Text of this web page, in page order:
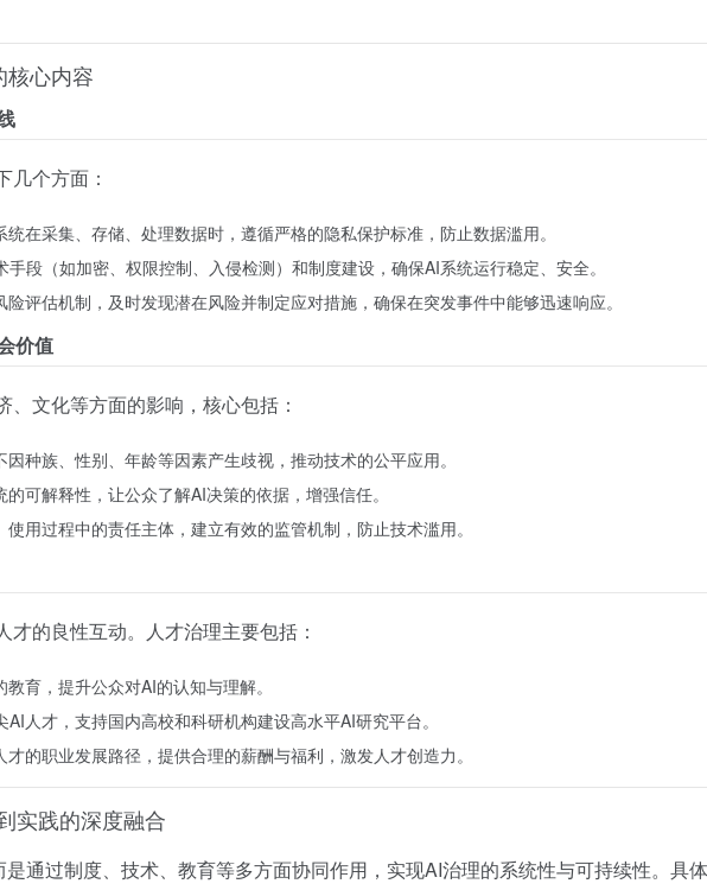
核心内容
几个方面：
统在采集、存储、处理数据时，遵循严格的隐私保护标准，防止数据滥用。
手段（如加密、权限控制、入侵检测）和制度建设，确保AI系统运行稳定、安全。
险评估机制，及时发现潜在风险并制定应对措施，确保在突发事件中能够迅速响应。
价值
文化等方面的影响，核心包括：
因种族、性别、年龄等因素产生歧视，推动技术的公平应用。
的可解释性，让公众了解AI决策的依据，增强信任。
使用过程中的责任主体，建立有效的监管机制，防止技术滥用。
的良性互动。人才治理主要包括：
教育，提升公众对AI的认知与理解。
AI人才，支持国内高校和科研机构建设高水平AI研究平台。
才的职业发展路径，提供合理的薪酬与福利，激发人才创造力。
实践的深度融合
是通过制度、技术、教育等多方面协同作用，实现AI治理的系统性与可持续性。具